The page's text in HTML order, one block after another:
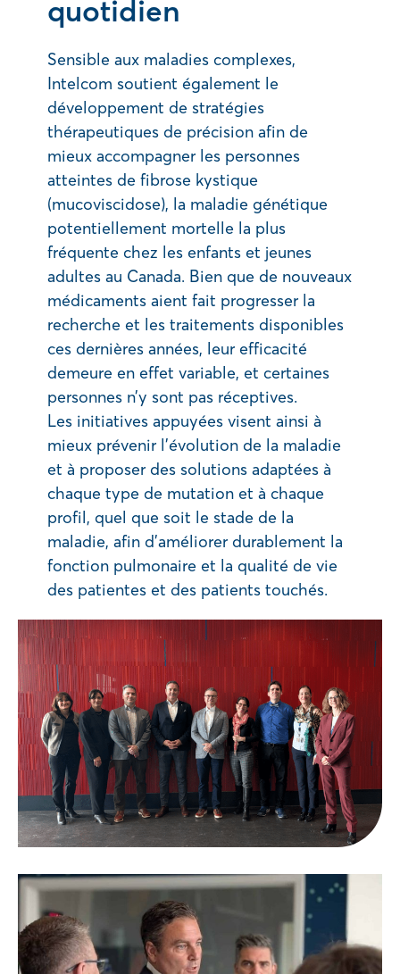
quotidien
Sensible aux maladies complexes,
Intelcom soutient également le
développement de stratégies
thérapeutiques de précision afin de
mieux accompagner les personnes
atteintes de fibrose kystique
(mucoviscidose), la maladie génétique
potentiellement mortelle la plus
fréquente chez les enfants et jeunes
adultes au Canada. Bien que de nouveaux
médicaments aient fait progresser la
recherche et les traitements disponibles
ces dernières années, leur efficacité
demeure en effet variable, et certaines
personnes n’y sont pas réceptives.
Les initiatives appuyées visent ainsi à
mieux prévenir l’évolution de la maladie
et à proposer des solutions adaptées à
chaque type de mutation et à chaque
profil, quel que soit le stade de la
maladie, afin d’améliorer durablement la
fonction pulmonaire et la qualité de vie
des patientes et des patients touchés.